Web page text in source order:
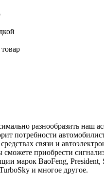
разнообразить наш
потребности
связи и
приобрести
марок BaoFeng, President,
и многое другое.